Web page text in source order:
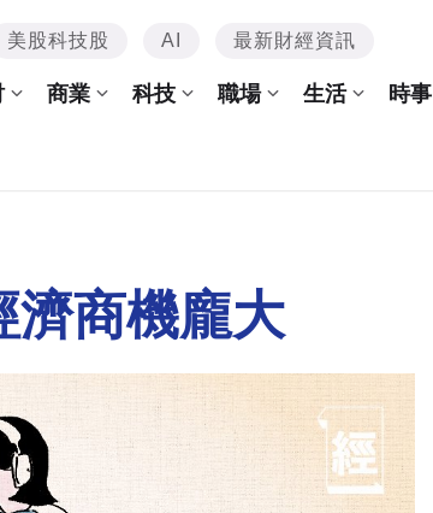
美股科技股 AI 最新財經資訊
商業 科技 職場 生活 時事
濟商機龐大